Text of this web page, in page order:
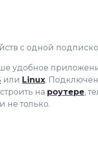
с одной
удобное
или Linux.
на роутере,
не только.